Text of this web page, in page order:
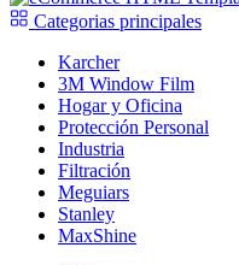
Categorias principales
Karcher
3M Window Film
Hogar y Oficina
Protección Personal
Industria
Filtración
Meguiars
Stanley
MaxShine